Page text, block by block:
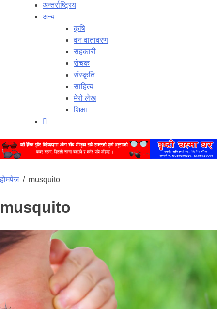
अन्तर्राष्‍ट्रिय
अन्य
कृषि
वन वातावरण
सहकारी
रोचक
संस्कृति
साहित्य
मेरो लेख
शिक्षा
होमपेज/ musquito
musquito